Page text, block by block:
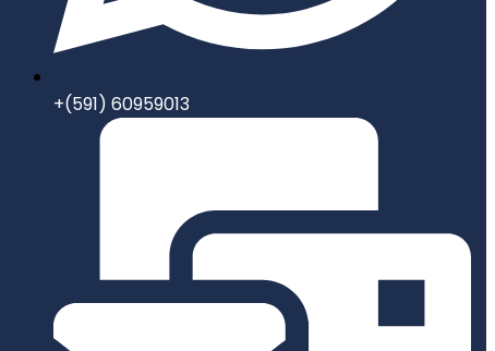
+(591) 60959013